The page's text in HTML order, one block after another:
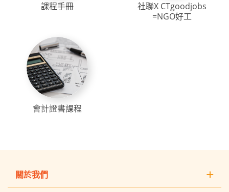
課程手冊
社聯X CTgoodjobs
=NGO好工
會計證書課程
關於我們